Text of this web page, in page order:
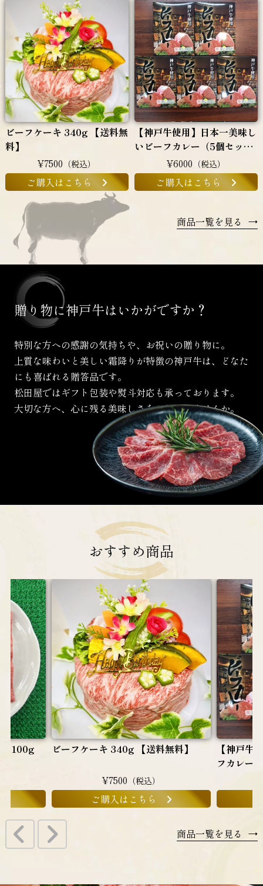
ビーフケーキ 340g 【送料無
料】
¥7500 （税込）
ご購入はこちら
【神戸牛使用】日本一美味し
いビーフカレー（5個セッ
¥6000 （税込）
ご購入はこちら
商品一覧を見る →
贈り物に神戸牛はいかがですか？
特別な方への感謝の気持ちや、お祝いの贈り物に。
上質な味わいと美しい霜降りが特徴の神戸牛は、
どなた
にも喜ばれる贈答品です。
松田屋ではギフト包装や熨斗対応も承っております。
大切な方へ、心に残る美味しさをお届けしませんか。
おすすめ商品
100g ビーフケーキ 340g 【送料無料】
¥7500 （税込）
ご購入はこちら
【神戸牛
フカレー
商品一覧を見る →